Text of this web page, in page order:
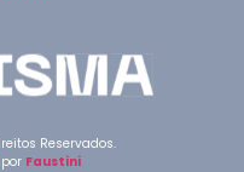
Reservados.
por Faustini